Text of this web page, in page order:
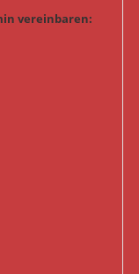
vereinbaren: